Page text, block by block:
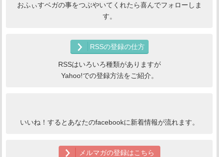
おふぃすベガの事をつぶやいてくれたら喜んでフォローしま
す。
RSSの登録の仕方
RSSはいろいろ種類がありますが
Yahoo!での登録方法をご紹介。
いいね！するとあなたのfacebookに新着情報が流れます。
メルマガの登録はこちら